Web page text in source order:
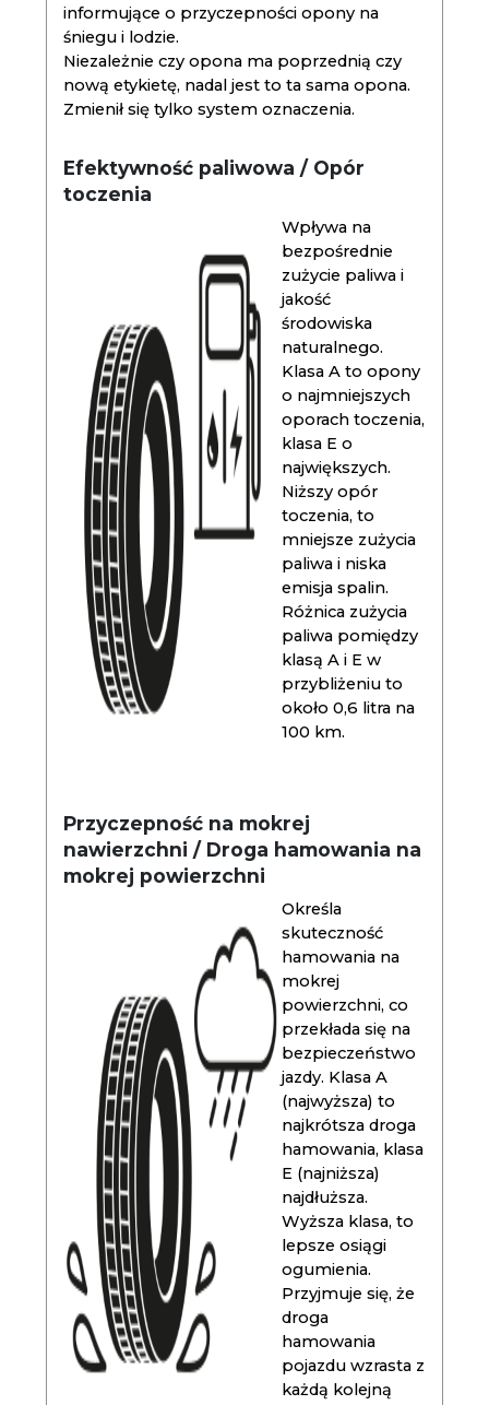
informujące o przyczepności opony na
śniegu i lodzie.
Niezależnie czy opona ma poprzednią czy
nową etykietę, nadal jest to ta sama opona.
Zmienił się tylko system oznaczenia.
Efektywność paliwowa / Opór
toczenia
Wpływa na
bezpośrednie
zużycie paliwa i
jakość
środowiska
naturalnego.
Klasa A to opony
o najmniejszych
oporach toczenia,
klasa E o
największych.
Niższy opór
toczenia, to
mniejsze zużycia
paliwa i niska
emisja spalin.
Różnica zużycia
paliwa pomiędzy
klasą A i E w
przybliżeniu to
około 0,6 litra na
100 km.
Przyczepność na mokrej
nawierzchni / Droga hamowania na
mokrej powierzchni
Określa
skuteczność
hamowania na
mokrej
powierzchni, co
przekłada się na
bezpieczeństwo
jazdy. Klasa A
(najwyższa) to
najkrótsza droga
hamowania, klasa
E (najniższa)
najdłuższa.
Wyższa klasa, to
lepsze osiągi
ogumienia.
Przyjmuje się, że
droga
hamowania
pojazdu wzrasta z
każdą kolejną